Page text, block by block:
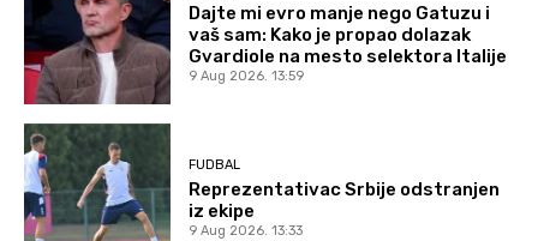
Dajte mi evro manje nego Gatuzu i
vaš sam: Kako je propao dolazak
Gvardiole na mesto selektora Italije
9 Aug 2026. 13:59
FUDBAL
Reprezentativac Srbije odstranjen
iz ekipe
9 Aug 2026. 13:33